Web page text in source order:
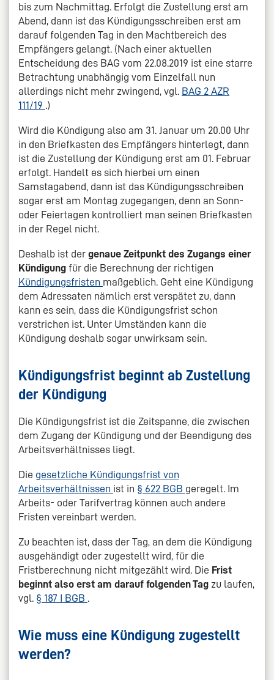
bis zum Nachmittag. Erfolgt die Zustellung erst am
Abend, dann ist das Kündigungsschreiben erst am
darauf folgenden Tag in den Machtbereich des
Empfängers gelangt. (Nach einer aktuellen
Entscheidung des BAG vom 22.08.2019 ist eine starre
Betrachtung unabhängig vom Einzelfall nun
allerdings nicht mehr zwingend, vgl. BAG 2 AZR
111/19 .)
Wird die Kündigung also am 31. Januar um 20.00 Uhr
in den Briefkasten des Empfängers hinterlegt, dann
ist die Zustellung der Kündigung erst am 01. Februar
erfolgt. Handelt es sich hierbei um einen
Samstagabend, dann ist das Kündigungsschreiben
sogar erst am Montag zugegangen, denn an Sonn-
oder Feiertagen kontrolliert man seinen Briefkasten
in der Regel nicht.
Deshalb ist der genaue Zeitpunkt des Zugangs einer
Kündigung für die Berechnung der richtigen
Kündigungsfristen maßgeblich. Geht eine Kündigung
dem Adressaten nämlich erst verspätet zu, dann
kann es sein, dass die Kündigungsfrist schon
verstrichen ist. Unter Umständen kann die
Kündigung deshalb sogar unwirksam sein.
Kündigungsfrist beginnt ab Zustellung
der Kündigung
Die Kündigungsfrist ist die Zeitspanne, die zwischen
dem Zugang der Kündigung und der Beendigung des
Arbeitsverhältnisses liegt.
Die gesetzliche Kündigungsfrist von
Arbeitsverhältnissen ist in § 622 BGB geregelt. Im
Arbeits- oder Tarifvertrag können auch andere
Fristen vereinbart werden.
Zu beachten ist, dass der Tag, an dem die Kündigung
ausgehändigt oder zugestellt wird, für die
Fristberechnung nicht mitgezählt wird. Die Frist
beginnt also erst am darauf folgenden Tag zu laufen,
vgl. § 187 I BGB .
Wie muss eine Kündigung zugestellt
werden?